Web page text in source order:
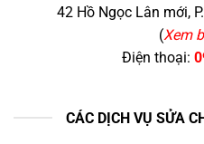
42 Hồ Ngọc Lân mới,
(Xem
Điện thoại:
CÁC DỊCH VỤ SỬA